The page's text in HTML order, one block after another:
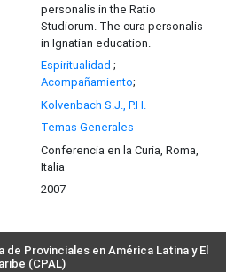
personalis in the Ratio
Studiorum. The cura personalis
in Ignatian education.
Espiritualidad ;
Acompañamiento;
Kolvenbach S.J., P.H.
Temas Generales
Conferencia en la Curia, Roma,
Italia
2007
Provinciales en América Latina y El
(CPAL)